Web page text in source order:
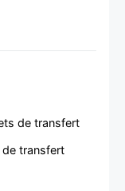
de transfert
de transfert